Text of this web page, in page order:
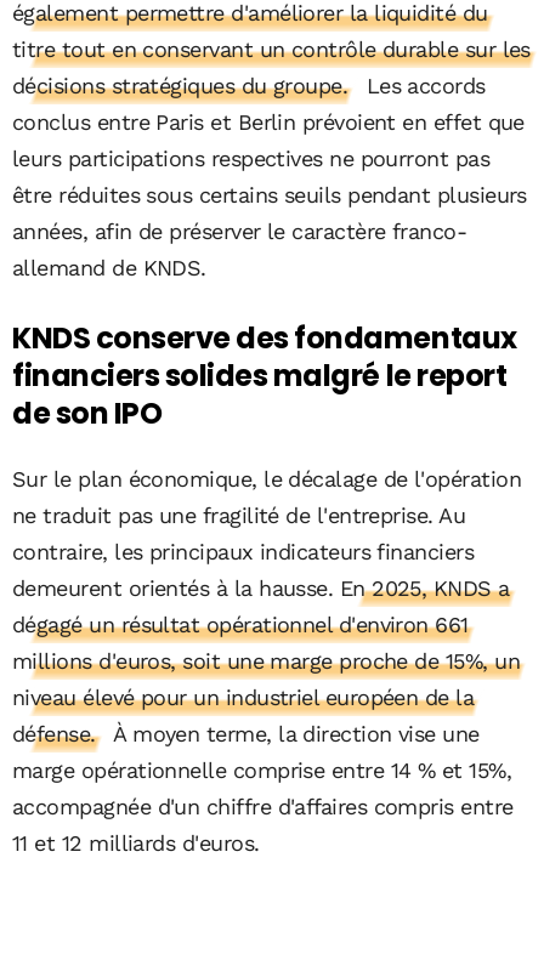
également permettre d'améliorer la liquidité du
titre tout en conservant un contrôle durable sur les
décisions stratégiques du groupe.
Les accords
conclus entre Paris et Berlin prévoient en effet que
leurs participations respectives ne pourront pas
être réduites sous certains seuils pendant plusieurs
années, afin de préserver le caractère franco-
allemand de KNDS.
KNDS conserve des fondamentaux
financiers solides malgré le report
de son IPO
Sur le plan économique, le décalage de l'opération
ne traduit pas une fragilité de l'entreprise. Au
contraire, les principaux indicateurs financiers
demeurent orientés à la hausse. En 2025, KNDS a
dégagé un résultat opérationnel d'environ 661
millions d'euros, soit une marge proche de 15%, un
niveau élevé pour un industriel européen de la
défense.
À moyen terme, la direction vise une
marge opérationnelle comprise entre 14 % et 15%,
accompagnée d'un chiffre d'affaires compris entre
11 et 12 milliards d'euros.